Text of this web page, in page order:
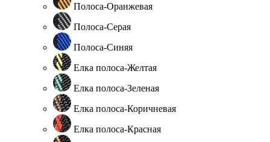
Полоса-Оранжевая
Полоса-Серая
Полоса-Синяя
Елка полоса-Желтая
Елка полоса-Зеленая
Елка полоса-Коричневая
Елка полоса-Красная